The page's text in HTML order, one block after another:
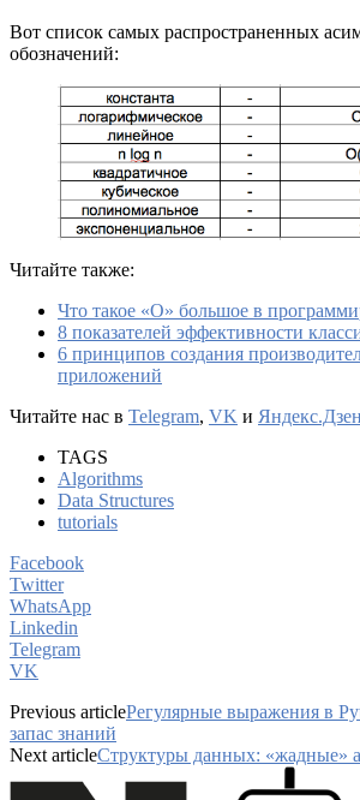
Вот список самых распространенных
обозначений:
Читайте также:
Что такое «O» большое в
8 показателей эффективности
6 принципов создания
приложений
Читайте нас в Telegram, VK и Яндекс.Дзен
TAGS
Algorithms
Data Structures
tutorials
Facebook
Twitter
WhatsApp
Linkedin
Telegram
VK
Previous articleРегулярные выражения в
запас знаний
Next articleСтруктуры данных: «жадные»